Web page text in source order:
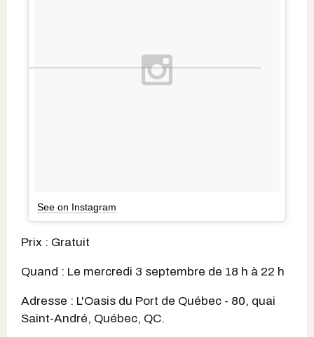
See on Instagram
Prix : Gratuit
Quand : Le mercredi 3 septembre de 18 h à 22 h
Adresse : L'Oasis du Port de Québec - 80, quai
Saint-André, Québec, QC.